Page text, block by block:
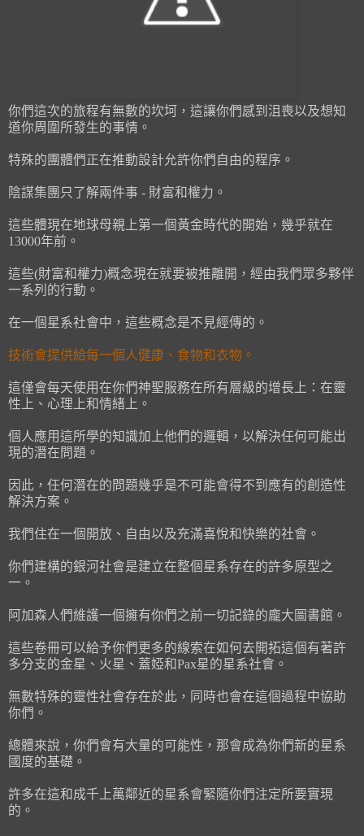
你們這次的旅程有無數的坎坷，這讓你們感到沮喪以及想知
道你周圍所發生的事情。
特殊的團體們正在推動設計允許你們自由的程序。
陰謀集團只了解兩件事 - 財富和權力。
這些體現在地球母親上第一個黃金時代的開始，幾乎就在
13000年前。
這些(財富和權力)概念現在就要被推離開，經由我們眾多夥伴
一系列的行動。
在一個星系社會中，這些概念是不見經傳的。
技術會提供給每一個人健康、食物和衣物。
這僅會每天使用在你們神聖服務在所有層級的增長上：在靈
性上、心理上和情緒上。
個人應用這所學的知識加上他們的邏輯，以解決任何可能出
現的潛在問題。
因此，任何潛在的問題幾乎是不可能會得不到應有的創造性
解決方案。
我們住在一個開放、自由以及充滿喜悅和快樂的社會。
你們建構的銀河社會是建立在整個星系存在的許多原型之
一。
阿加森人們維護一個擁有你們之前一切記錄的龐大圖書館。
這些卷冊可以給予你們更多的線索在如何去開拓這個有著許
多分支的金星、火星、蓋婭和Pax星的星系社會。
無數特殊的靈性社會存在於此，同時也會在這個過程中協助
你們。
總體來說，你們會有大量的可能性，那會成為你們新的星系
國度的基礎。
許多在這和成千上萬鄰近的星系會緊隨你們注定所要實現
的。